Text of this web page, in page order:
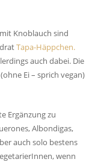
Knoblauch sind
Tapa-Häppchen.
auch dabei. Die
Ei – sprich vegan)
Ergänzung zu
Albondigas,
auch solo bestens
wenn